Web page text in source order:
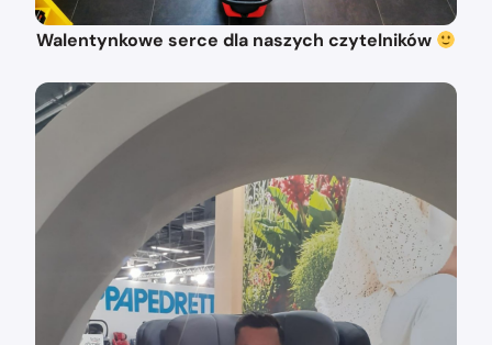
Walentynkowe serce dla naszych czytelników